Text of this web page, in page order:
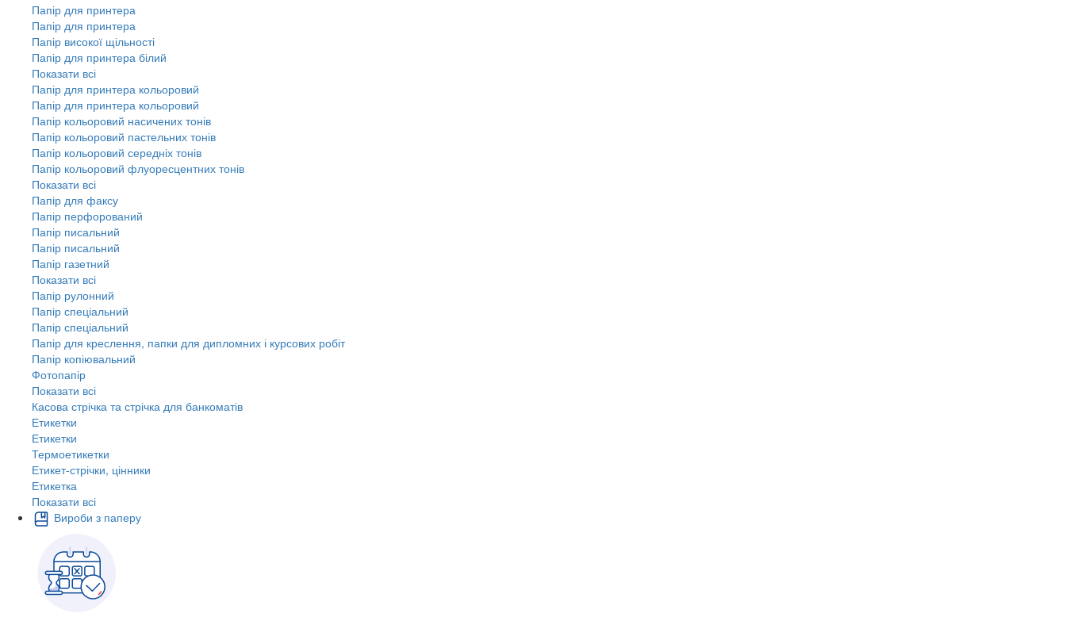
Папір для принтера
Папір для принтера
Папір високої щільності
Папір для принтера білий
Показати всі
Папір для принтера кольоровий
Папір для принтера кольоровий
Папір кольоровий насичених тонів
Папір кольоровий пастельних тонів
Папір кольоровий середніх тонів
Папір кольоровий флуоресцентних тонів
Показати всі
Папір для факсу
Папір перфорований
Папір писальний
Папір писальний
Папір газетний
Показати всі
Папір рулонний
Папір спеціальний
Папір спеціальний
Папір для креслення, папки для дипломних і курсових робіт
Папір копіювальний
Фотопапір
Показати всі
Касова стрічка та стрічка для банкоматів
Етикетки
Етикетки
Термоетикетки
Етикет-стрічки, цінники
Етикетка
Показати всі
Вироби з паперу